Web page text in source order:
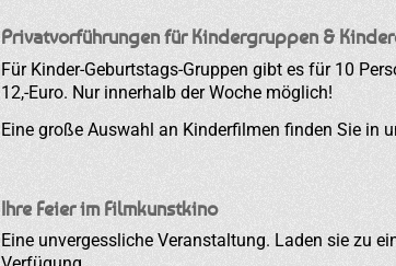
Privatvorführungen für Kindergruppen &
Für Kinder-Geburtstags-Gruppen gibt es für 10
12,-Euro. Nur innerhalb der Woche möglich!
Eine große Auswahl an Kinderfilmen finden Sie in
Ihre Feier im Filmkunstkino
Eine unvergessliche Veranstaltung. Laden sie zu